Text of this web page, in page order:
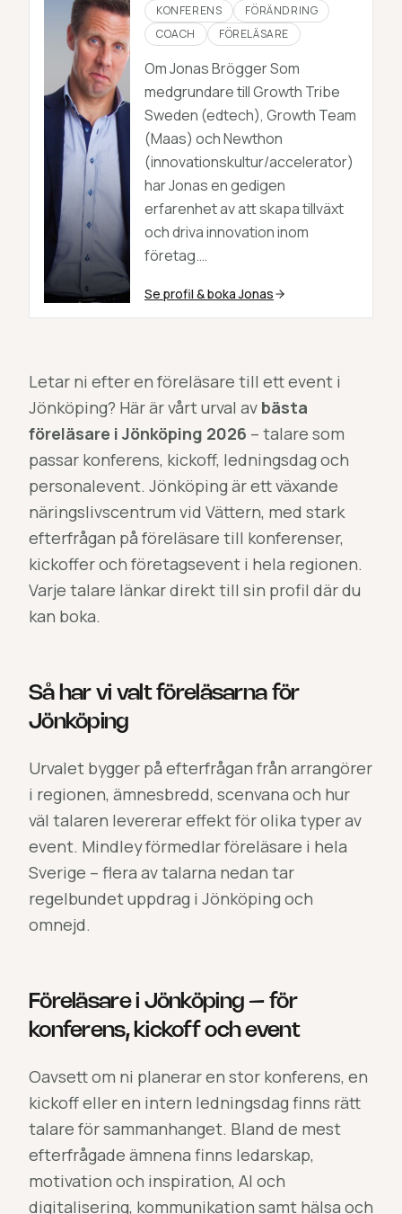
KONFERENS
FÖRÄNDRING
COACH
FÖRELÄSARE
Om Jonas Brögger Som
medgrundare till Growth Tribe
Sweden (edtech), Growth Team
(Maas) och Newthon
(innovationskultur/accelerator)
har Jonas en gedigen
erfarenhet av att skapa tillväxt
och driva innovation inom
företag.…
Se profil & bokaJonas
Letar ni efter en föreläsare till ett event i
Jönköping? Här är vårt urval av bästa
föreläsare i Jönköping 2026 – talare som
passar konferens, kickoff, ledningsdag och
personalevent. Jönköping är ett växande
näringslivscentrum vid Vättern, med stark
efterfrågan på föreläsare till konferenser,
kickoffer och företagsevent i hela regionen.
Varje talare länkar direkt till sin profil där du
kan boka.
Så har vi valt föreläsarna för
Jönköping
Urvalet bygger på efterfrågan från arrangörer
i regionen, ämnesbredd, scenvana och hur
väl talaren levererar effekt för olika typer av
event. Mindley förmedlar föreläsare i hela
Sverige – flera av talarna nedan tar
regelbundet uppdrag i Jönköping och
omnejd.
Föreläsare i Jönköping – för
konferens, kickoff och event
Oavsett om ni planerar en stor konferens, en
kickoff eller en intern ledningsdag finns rätt
talare för sammanhanget. Bland de mest
efterfrågade ämnena finns ledarskap,
motivation och inspiration, AI och
digitalisering, kommunikation samt hälsa och